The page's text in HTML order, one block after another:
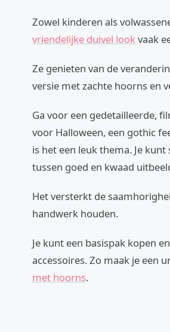
Zowel kinderen als
vriendelijke duivel lookvaak
Ze genieten van de
versie met zachte hoorns en
Ga voor een gedetailleerde,
voor Halloween, een gothic
is het een leuk thema. Je
tussen goed en kwaad
Het versterkt de
handwerk houden.
Je kunt een basispak kopen
accessoires. Zo maak je een
met hoorns.